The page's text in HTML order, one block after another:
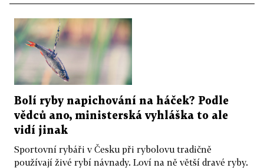
Bolí ryby napichování na háček? Podle
vědců ano, ministerská vyhláška to ale
vidí jinak
Sportovní rybáři v Česku při rybolovu tradičně
používají živé rybí návnady. Loví na ně větší dravé ryby.